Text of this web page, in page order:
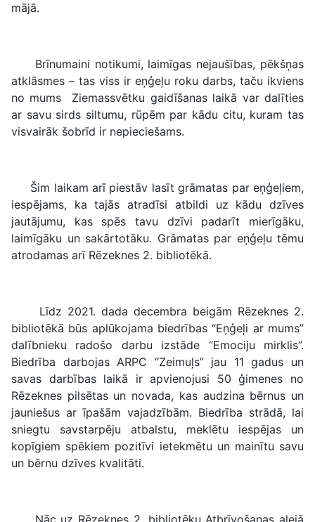
mājā.
Brīnumaini notikumi, laimīgas nejaušības, pēkšņas
atklāsmes – tas viss ir eņģeļu roku darbs, taču ikviens
no mums Ziemassvētku gaidīšanas laikā var dalīties
ar savu sirds siltumu, rūpēm par kādu citu, kuram tas
visvairāk šobrīd ir nepieciešams.
Šim laikam arī piestāv lasīt grāmatas par eņģeļiem,
iespējams, ka tajās atradīsi atbildi uz kādu dzīves
jautājumu, kas spēs tavu dzīvi padarīt mierīgāku,
laimīgāku un sakārtotāku. Grāmatas par eņģeļu tēmu
atrodamas arī Rēzeknes 2. bibliotēkā.
Līdz 2021. dada decembra beigām Rēzeknes 2.
bibliotēkā būs aplūkojama biedrības “Eņģeļi ar mums”
dalībnieku radošo darbu izstāde “Emociju mirklis”.
Biedrība darbojas ARPC “Zeimuļs” jau 11 gadus un
savas darbības laikā ir apvienojusi 50 ģimenes no
Rēzeknes pilsētas un novada, kas audzina bērnus un
jauniešus ar īpašām vajadzībām. Biedrība strādā, lai
sniegtu savstarpēju atbalstu, meklētu iespējas un
kopīgiem spēkiem pozitīvi ietekmētu un mainītu savu
un bērnu dzīves kvalitāti.
Nāc uz Rēzeknes 2. bibliotēku Atbrīvošanas alejā